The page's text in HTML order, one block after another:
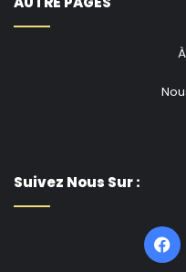
Suivez Nous Sur :